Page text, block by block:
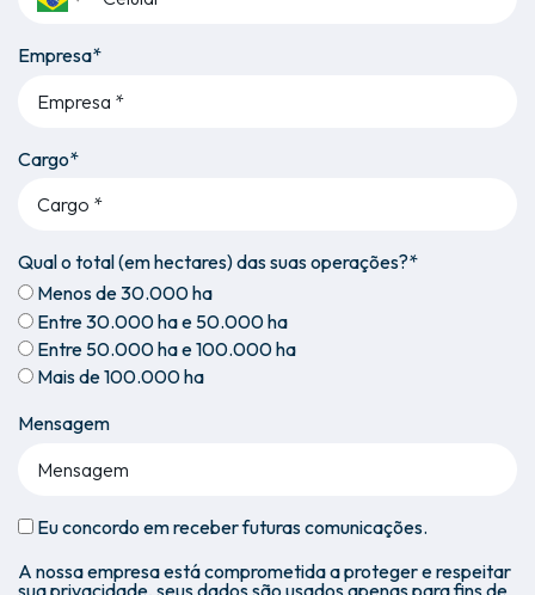
Empresa*
Cargo*
Qual o total (em hectares) das suas operações?*
Menos de 30.000 ha
Entre 30.000 ha e 50.000 ha
Entre 50.000 ha e 100.000 ha
Mais de 100.000 ha
Mensagem
Eu concordo em receber futuras comunicações.
A nossa empresa está comprometida a proteger e respeitar
sua privacidade, seus dados são usados apenas para fins de